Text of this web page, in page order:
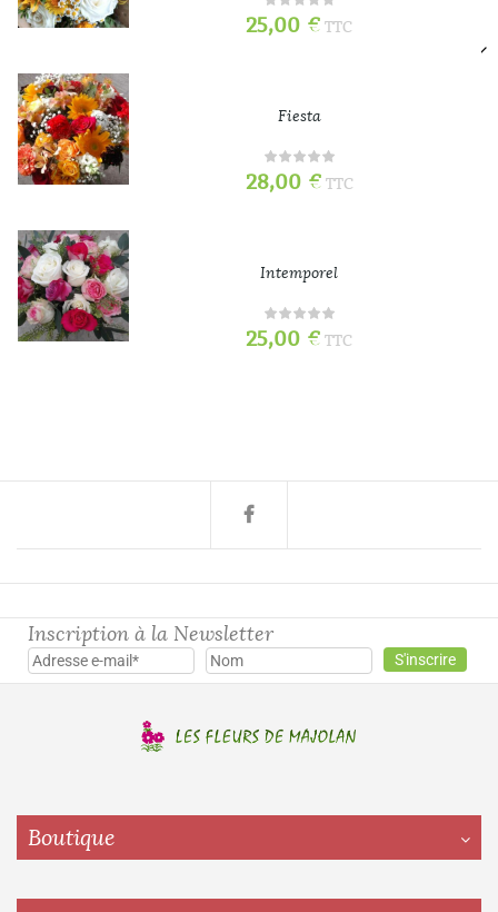
25,00 € TTC
Fiesta
28,00 € TTC
Intemporel
25,00 € TTC
Inscription à la Newsletter
Boutique